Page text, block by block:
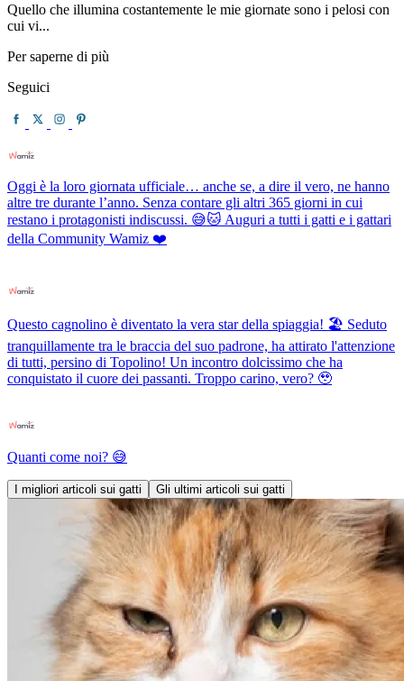
Quello che illumina costantemente le mie giornate sono i pelosi con
cui vi...
Per saperne di più
Seguici
Oggi è la loro giornata ufficiale… anche se, a dire il vero, ne hanno
altre tre durante l’anno. Senza contare gli altri 365 giorni in cui
restano i protagonisti indiscussi. 😅🐱 Auguri a tutti i gatti e i gattari
della Community Wamiz ❤️
Questo cagnolino è diventato la vera star della spiaggia! 🏖️ Seduto
tranquillamente tra le braccia del suo padrone, ha attirato l'attenzione
di tutti, persino di Topolino! Un incontro dolcissimo che ha
conquistato il cuore dei passanti. Troppo carino, vero? 🥹
Quanti come noi? 😅
I migliori articoli sui gatti Gli ultimi articoli sui gatti